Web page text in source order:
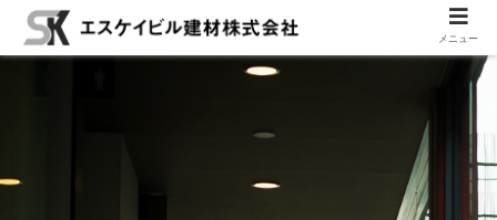
メニュー